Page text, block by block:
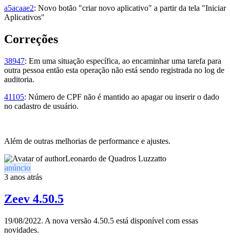
a5acaae2: Novo botão "criar novo aplicativo" a partir da tela "Iniciar
Aplicativos"
Correções
38947: Em uma situação específica, ao encaminhar uma tarefa para
outra pessoa então esta operação não está sendo registrada no log de
auditoria.
41105: Número de CPF não é mantido ao apagar ou inserir o dado
no cadastro de usuário.
Além de outras melhorias de performance e ajustes.
Leonardo de Quadros Luzzatto
anúncio
3 anos atrás
Zeev 4.50.5
19/08/2022. A nova versão 4.50.5 está disponível com essas
novidades.